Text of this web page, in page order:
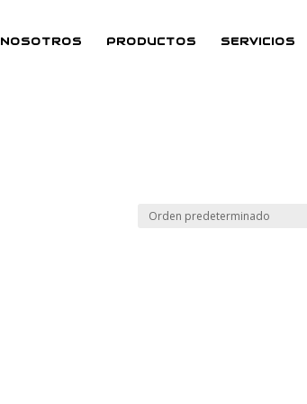
NOSOTROS PRODUCTOS SERVICIOS